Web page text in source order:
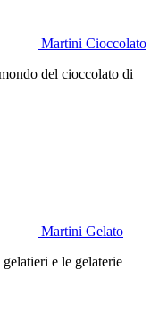
Martini Cioccolato
del cioccolato di
Martini Gelato
e le gelaterie